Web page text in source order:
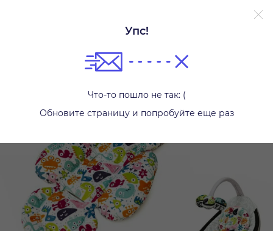
Упс!
Что-то пошло не так: (
Обновите страницу и попробуйте еще раз